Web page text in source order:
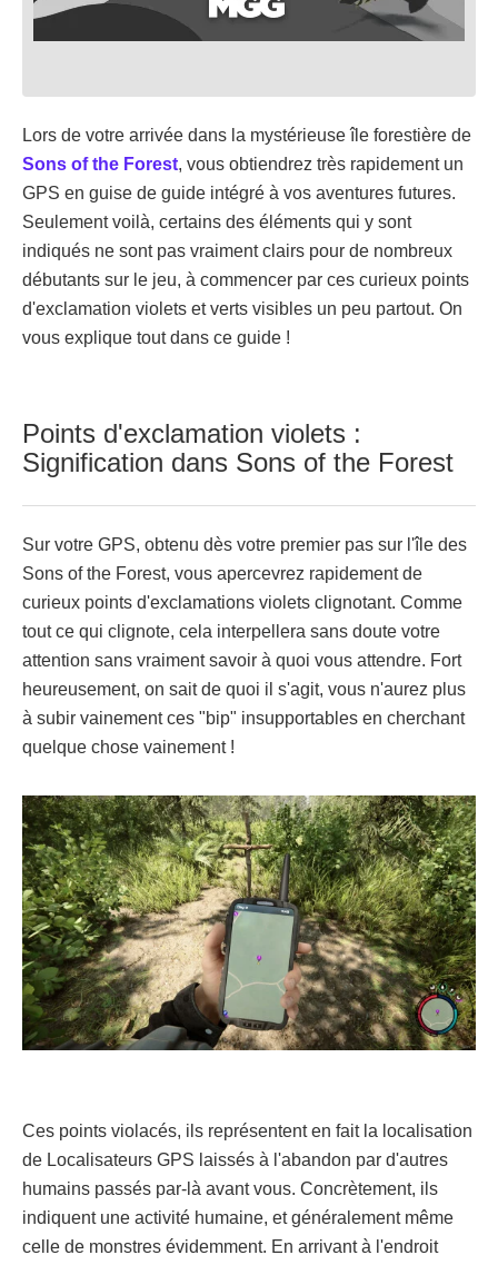
Lors de votre arrivée dans la mystérieuse île forestière de
Sons of the Forest, vous obtiendrez très rapidement un
GPS en guise de guide intégré à vos aventures futures.
Seulement voilà, certains des éléments qui y sont
indiqués ne sont pas vraiment clairs pour de nombreux
débutants sur le jeu, à commencer par ces curieux points
d'exclamation violets et verts visibles un peu partout. On
vous explique tout dans ce guide !
Points d'exclamation violets :
Signification dans Sons of the Forest
Sur votre GPS, obtenu dès votre premier pas sur l'île des
Sons of the Forest, vous apercevrez rapidement de
curieux points d'exclamations violets clignotant. Comme
tout ce qui clignote, cela interpellera sans doute votre
attention sans vraiment savoir à quoi vous attendre. Fort
heureusement, on sait de quoi il s'agit, vous n'aurez plus
à subir vainement ces "bip" insupportables en cherchant
quelque chose vainement !
Ces points violacés, ils représentent en fait la localisation
de Localisateurs GPS laissés à l'abandon par d'autres
humains passés par-là avant vous. Concrètement, ils
indiquent une activité humaine, et généralement même
celle de monstres évidemment. En arrivant à l'endroit